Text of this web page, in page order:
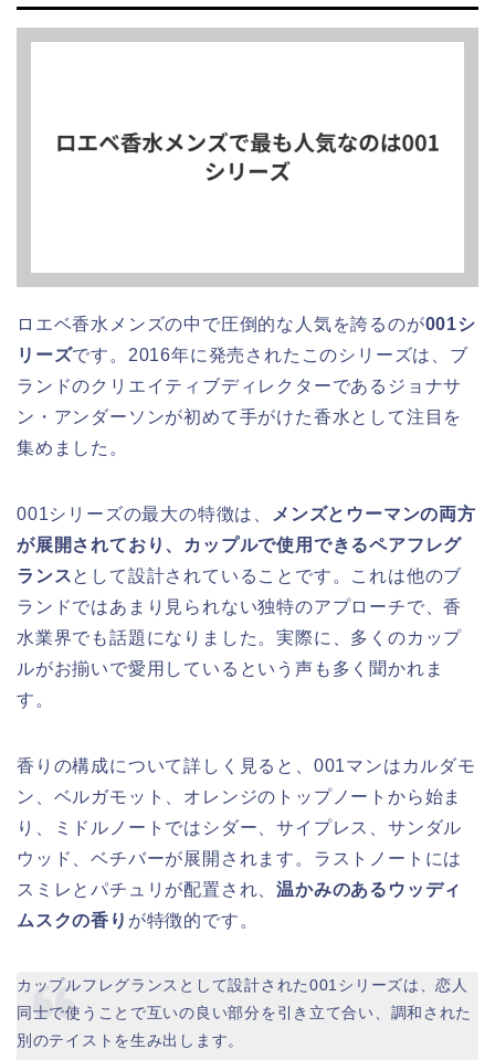
ロエベ香水メンズの中で圧倒的な人気を誇るのが001シ
リーズです。2016年に発売されたこのシリーズは、ブ
ランドのクリエイティブディレクターであるジョナサ
ン・アンダーソンが初めて手がけた香水として注目を
集めました。
001シリーズの最大の特徴は、
メンズとウーマンの両方
が展開されており、カップルで使用できるペアフレグ
ランスとして設計されていることです。これは他のブ
ランドではあまり見られない独特のアプローチで、香
水業界でも話題になりました。実際に、多くのカップ
ルがお揃いで愛用しているという声も多く聞かれま
す。
香りの構成について詳しく見ると、001マンはカルダモ
ン、ベルガモット、オレンジのトップノートから始ま
り、ミドルノートではシダー、サイプレス、サンダル
ウッド、ベチバーが展開されます。ラストノートには
スミレとパチュリが配置され、温かみのあるウッディ
ムスクの香り が特徴的です。
カップルフレグランスとして設計された001シリーズは、恋人
同士で使うことで互いの良い部分を引き立て合い、調和された
別のテイストを生み出します。